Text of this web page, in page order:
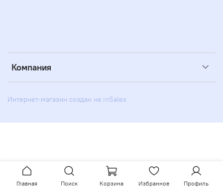
Компания
Интернет-магазин создан на inSales
Главная Поиск Корзина Избранное Профиль